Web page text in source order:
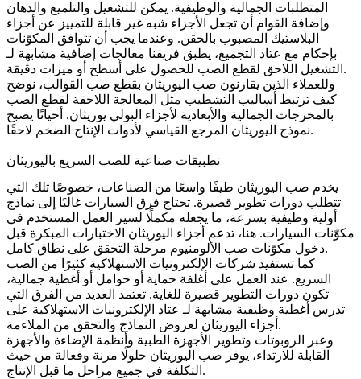
المتطلبات الجمالية والوظيفية. يمكن للتشغيل والتلميع والدهان
وإضافة القوام أن تجعل الأجزاء شبه غير قابلة للتمييز عن أجزاء
البلاستيك المصبوب بالحقن. وعندما يجب أن تتوافق المكوّنات
بإحكام مع عتاد التجميع، يطبق فريقنا معالجات إضافية مشابهة لـ
التشغيل اللاحق لقطع الصب للحصول على أسطح أو ميزات دقيقة.
وللعملاء الذين يقارنون صب اليوريثان بقطع صب القوالب، نوضح
كيف ترتبط أساليب التشطيب مثل المعالجة اللاحقة لقطع الصب
بالمخرجات الجمالية والأبعادية لأجزاء البولي يوريثان. أحيانًا يصبح
نموذج اليوريثان المرجع القياسي لأدوات الإنتاج الضخم لاحقًا.
تطبيقات صناعية للصب السريع باليوريثان
يخدم صب اليوريثان طيفًا واسعًا من الصناعات، خصوصًا تلك التي
تتطلب دورات تطوير قصيرة. تحتاج فرق السيارات غالبًا إلى نماذج
أولية وظيفية بسرعة، ما يجعله مكملًا لسير العمل المستخدم في
مكوّنات السيارات. هنا، تدعم أجزاء اليوريثان الاختبارات المبكرة قبل
دخول مكوّنات صب الألومنيوم مرحلة التحقق على نطاق كامل.
كما تستفيد شركات الإلكترونيات الاستهلاكية كثيرًا من الصب
السريع. عند العمل على أغلفة حماية أو حوامل أو أغطية جمالية،
تكون دورات التطوير قصيرة للغاية. تعتمد العديد من الفرق التي
تدرس أغطية وظيفية مشابهة لـ عتاد الإلكترونيات الاستهلاكية على
أجزاء اليوريثان لعروض النماذج والتحقق من الملاءمة.
وعبر الروبوتات وتطوير الأجهزة الطبية وأنظمة الإضاءة والأجهزة
القابلة للارتداء، يوفر صب اليوريثان حلولًا مرنة وفعالة من حيث
التكلفة في جميع مراحل ما قبل الإنتاج.